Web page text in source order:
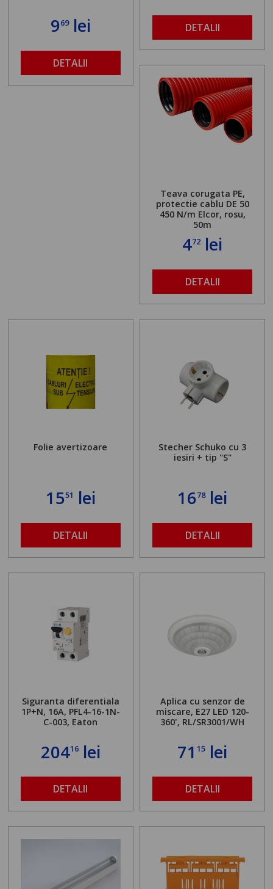
969lei
DETALII
DETALII
Teava corugata PE,
protectie cablu DE 50
450 N/m Elcor, rosu,
50m
472 lei
DETALII
Folie avertizoare
1551 lei
DETALII
Stecher Schuko cu 3
iesiri + tip "S"
1678lei
DETALII
Siguranta diferentiala
1P+N, 16A, PFL4-16-1N-
C-003, Eaton
20416lei
DETALII
Aplica cu senzor de
miscare, E27 LED 120-
360', RL/SR3001/WH
7115 lei
DETALII